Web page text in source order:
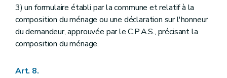
3) un formulaire établi par la commune et relatif à la
composition du ménage ou une déclaration sur l'honneur
du demandeur, approuvée par le C.P.A.S., précisant la
composition du ménage.
Art. 8.